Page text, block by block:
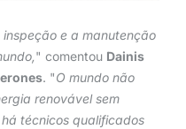
e a manutenção
" comentou Dainis
. "O mundo não
renovável sem
técnicos qualificados